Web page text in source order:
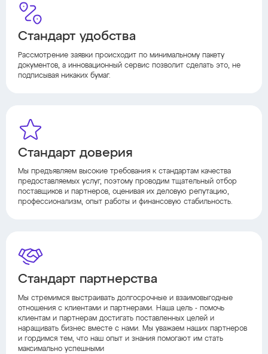
Стандарт удобства
Рассмотрение заявки происходит по минимальному пакету
документов, а инновационный сервис позволит сделать это, не
подписывая никаких бумаг.
Стандарт доверия
Мы предъявляем высокие требования к стандартам качества
предоставляемых услуг, поэтому проводим тщательный отбор
поставщиков и партнеров, оценивая их деловую репутацию,
профессионализм, опыт работы и финансовую стабильность.
Стандарт партнерства
Мы стремимся выстраивать долгосрочные и взаимовыгодные
отношения с клиентами и партнерами. Наша цель - помочь
клиентам и партнерам достигать поставленных целей и
наращивать бизнес вместе с нами. Мы уважаем наших партнеров
и гордимся тем, что наш опыт и знания помогают им стать
максимально успешными